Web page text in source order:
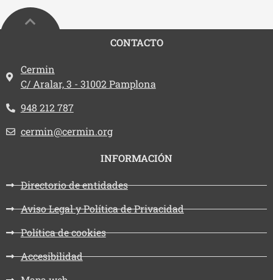
CONTACTO
Dirección:
Cermin
C/ Aralar, 3 - 31002 Pamplona
Teléfono:
948 212 787
Email:
cermin@cermin.org
INFORMACIÓN
Directorio de entidades
Aviso Legal y Política de Privacidad
Política de cookies
Accesibilidad